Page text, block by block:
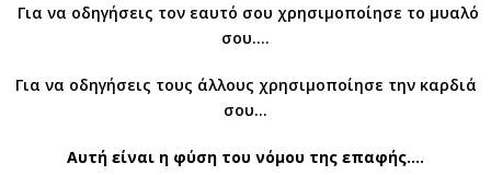
Για να οδηγήσεις τον εαυτό σου χρησιμοποίησε το μυαλό
σου….
Για να οδηγήσεις τους άλλους χρησιμοποίησε την καρδιά
σου…
Αυτή είναι η φύση του νόμου της επαφής….